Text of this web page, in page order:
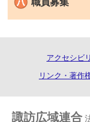
職員募集
アクセシビ
リンク・著作
諏訪広域連合